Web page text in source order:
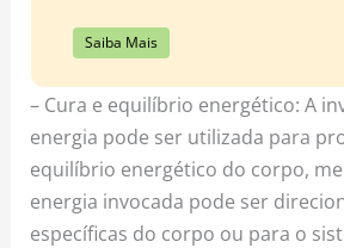
Saiba Mais
– Cura e equilíbrio energético: A
energia pode ser utilizada para
equilíbrio energético do corpo,
energia invocada pode ser
específicas do corpo ou para o